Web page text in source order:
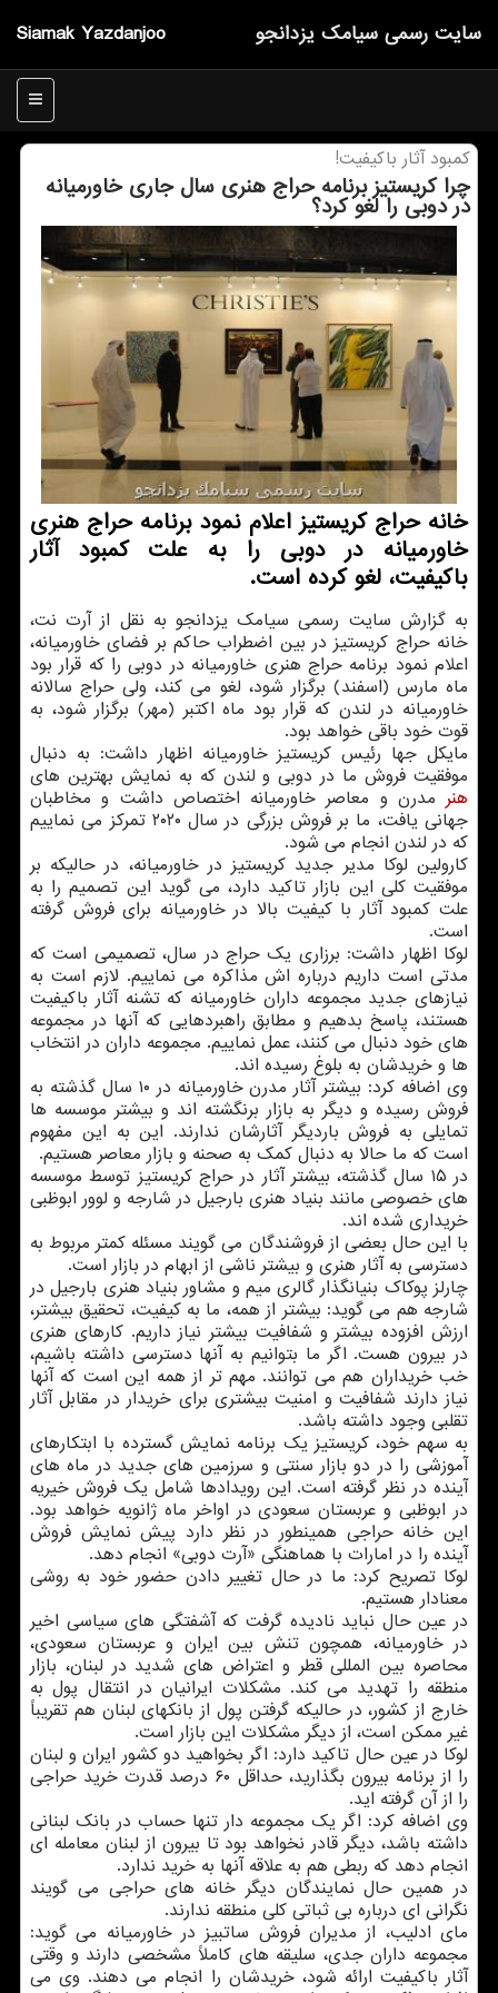
Siamak Yazdanjoo سایت رسمی سیامك یزدانجو
منو
كمبود آثار باكیفیت!
چرا كریستیز برنامه حراج هنری سال جاری خاورمیانه
در دوبی را لغو كرد؟
خانه حراج كریستیز اعلام نمود برنامه حراج هنری
خاورمیانه در دوبی را به علت كمبود آثار
باكیفیت، لغو كرده است.
به گزارش سایت رسمی سیامك یزدانجو به نقل از آرت نت،
خانه حراج كریستیز در بین اضطراب حاكم بر فضای خاورمیانه،
اعلام نمود برنامه حراج هنری خاورمیانه در دوبی را كه قرار بود
ماه مارس (اسفند) برگزار شود، لغو می كند، ولی حراج سالانه
خاورمیانه در لندن كه قرار بود ماه اكتبر (مهر) برگزار شود، به
قوت خود باقی خواهد بود.
مایكل جها رئیس كریستیز خاورمیانه اظهار داشت: به دنبال
موفقیت فروش ما در دوبی و لندن كه به نمایش بهترین های
هنر مدرن و معاصر خاورمیانه اختصاص داشت و مخاطبان
جهانی یافت، ما بر فروش بزرگی در سال ۲۰۲۰ تمركز می نماییم
كه در لندن انجام می شود.
كارولین لوكا مدیر جدید كریستیز در خاورمیانه، در حالیكه بر
موفقیت كلی این بازار تاكید دارد، می گوید این تصمیم را به
علت كمبود آثار با كیفیت بالا در خاورمیانه برای فروش گرفته
است.
لوكا اظهار داشت: برزاری یك حراج در سال، تصمیمی است كه
مدتی است داریم درباره اش مذاكره می نماییم. لازم است به
نیازهای جدید مجموعه داران خاورمیانه كه تشنه آثار باكیفیت
هستند، پاسخ بدهیم و مطابق راهبردهایی كه آنها در مجموعه
های خود دنبال می كنند، عمل نماییم. مجموعه داران در انتخاب
ها و خریدشان به بلوغ رسیده اند.
وی اضافه كرد: بیشتر آثار مدرن خاورمیانه در ۱۰ سال گذشته به
فروش رسیده و دیگر به بازار برنگشته اند و بیشتر موسسه ها
تمایلی به فروش باردیگر آثارشان ندارند. این به این مفهوم
است كه ما حالا به دنبال كمك به صحنه و بازار معاصر هستیم.
در ۱۵ سال گذشته، بیشتر آثار در حراج كریستیز توسط موسسه
های خصوصی مانند بنیاد هنری بارجیل در شارجه و لوور ابوظبی
خریداری شده اند.
با این حال بعضی از فروشندگان می گویند مسئله كمتر مربوط به
دسترسی به آثار هنری و بیشتر ناشی از ابهام در بازار است.
چارلز پوكاك بنیانگذار گالری میم و مشاور بنیاد هنری بارجیل در
شارجه هم می گوید: بیشتر از همه، ما به كیفیت، تحقیق بیشتر،
ارزش افزوده بیشتر و شفافیت بیشتر نیاز داریم. كارهای هنری
در بیرون هست. اگر ما بتوانیم به آنها دسترسی داشته باشیم،
خب خریداران هم می توانند. مهم تر از همه این است كه آنها
نیاز دارند شفافیت و امنیت بیشتری برای خریدار در مقابل آثار
تقلبی وجود داشته باشد.
به سهم خود، كریستیز یك برنامه نمایش گسترده با ابتكارهای
آموزشی را در دو بازار سنتی و سرزمین های جدید در ماه های
آینده در نظر گرفته است. این رویدادها شامل یك فروش خیریه
در ابوظبی و عربستان سعودی در اواخر ماه ژانویه خواهد بود.
این خانه حراجی همینطور در نظر دارد پیش نمایش فروش
آینده را در امارات با هماهنگی «آرت دوبی» انجام دهد.
لوكا تصریح كرد: ما در حال تغییر دادن حضور خود به روشی
معنادار هستیم.
در عین حال نباید نادیده گرفت كه آشفتگی های سیاسی اخیر
در خاورمیانه، همچون تنش بین ایران و عربستان سعودی،
محاصره بین المللی قطر و اعتراض های شدید در لبنان، بازار
منطقه را تهدید می كند. مشكلات ایرانیان در انتقال پول به
خارج از كشور، در حالیكه گرفتن پول از بانكهای لبنان هم تقریباً
غیر ممكن است، از دیگر مشكلات این بازار است.
لوكا در عین حال تاكید دارد: اگر بخواهید دو كشور ایران و لبنان
را از برنامه بیرون بگذارید، حداقل ۶۰ درصد قدرت خرید حراجی
را از آن گرفته اید.
وی اضافه كرد: اگر یك مجموعه دار تنها حساب در بانك لبنانی
داشته باشد، دیگر قادر نخواهد بود تا بیرون از لبنان معامله ای
انجام دهد كه ربطی هم به علاقه آنها به خرید ندارد.
در همین حال نمایندگان دیگر خانه های حراجی می گویند
نگرانی ای درباره بی ثباتی كلی منطقه ندارند.
مای ادلیب، از مدیران فروش ساتبیز در خاورمیانه می گوید:
مجموعه داران جدی، سلیقه های كاملاً مشخصی دارند و وقتی
آثار باكیفیت ارائه شود، خریدشان را انجام می دهند. وی می